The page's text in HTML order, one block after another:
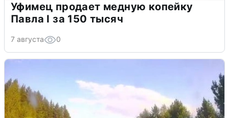
Уфимец продает медную копейку
Павла I за 150 тысяч
7 августа 0